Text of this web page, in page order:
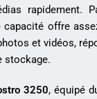
rapidement.
offre
et vidéos,
stockage.
3250, équipé